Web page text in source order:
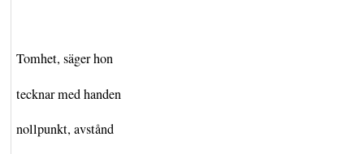
Tomhet, säger hon
tecknar med handen
nollpunkt, avstånd